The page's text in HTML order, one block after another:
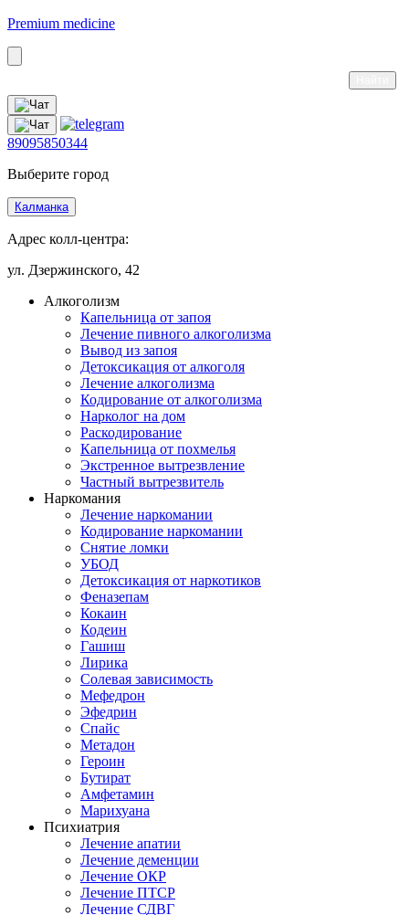
Premium medicine
89095850344
Выберите город
Калманка
Адрес колл-центра:
ул. Дзержинского, 42
Алкоголизм
Капельница от запоя
Лечение пивного алкоголизма
Вывод из запоя
Детоксикация от алкоголя
Лечение алкоголизма
Кодирование от алкоголизма
Нарколог на дом
Раскодирование
Капельница от похмелья
Экстренное вытрезвление
Частный вытрезвитель
Наркомания
Лечение наркомании
Кодирование наркомании
Снятие ломки
УБОД
Детоксикация от наркотиков
Феназепам
Кокаин
Кодеин
Гашиш
Лирика
Солевая зависимость
Мефедрон
Эфедрин
Спайс
Метадон
Героин
Бутират
Амфетамин
Марихуана
Психиатрия
Лечение апатии
Лечение деменции
Лечение ОКР
Лечение ПТСР
Лечение СДВГ